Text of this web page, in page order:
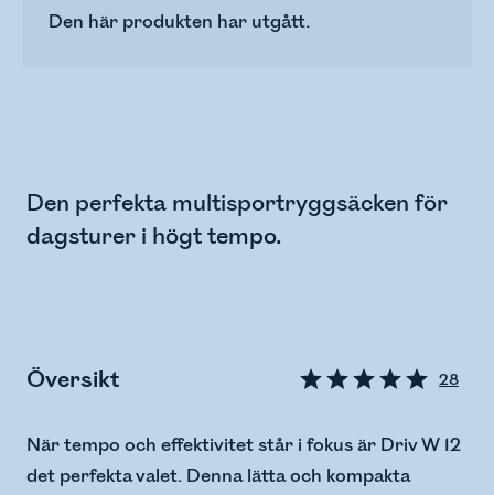
Den här produkten har utgått.
Den perfekta multisportryggsäcken för
dagsturer i högt tempo.
Översikt 28
När tempo och effektivitet står i fokus är Driv W 12
det perfekta valet. Denna lätta och kompakta